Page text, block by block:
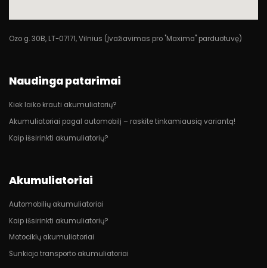
Ozo g. 30B, LT-07171, Vilnius (Įvažiavimas pro "Maxima" parduotuvę)
Naudinga patarimai
Kiek laiko krauti akumuliatorių?
Akumuliatoriai pagal automobilį – raskite tinkamiausią variantą!
Kaip išsirinkti akumuliatorių?
Akumuliatoriai
Automobilių akumuliatoriai
Kaip išsirinkti akumuliatorių?
Motociklų akumuliatoriai
Sunkiojo transporto akumuliatoriai